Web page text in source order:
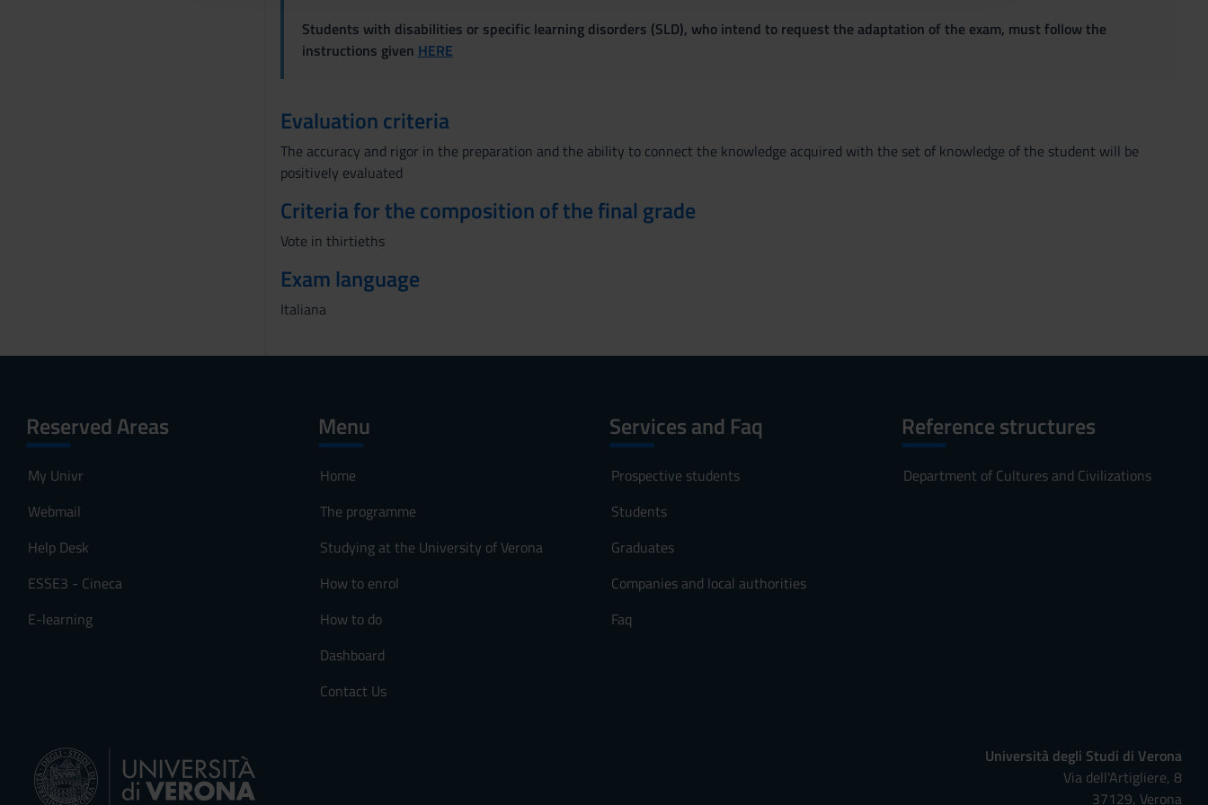
Students with disabilities or specific learning disorders (SLD), who intend to request the adaptation of the exam, must follow the
instructions given HERE
Evaluation criteria
The accuracy and rigor in the preparation and the ability to connect the knowledge acquired with the set of knowledge of the student will be
positively evaluated
Criteria for the composition of the final grade
Vote in thirtieths
Exam language
Italiana
Reserved Areas
My Univr
Webmail
Help Desk
ESSE3 - Cineca
E-learning
Menu
Home
The programme
Studying at the University of Verona
How to enrol
How to do
Dashboard
Contact Us
Services and Faq
Prospective students
Students
Graduates
Companies and local authorities
Faq
Reference structures
Department of Cultures and Civilizations
Università degli Studi di Verona
Via dell'Artigliere, 8
37129, Verona